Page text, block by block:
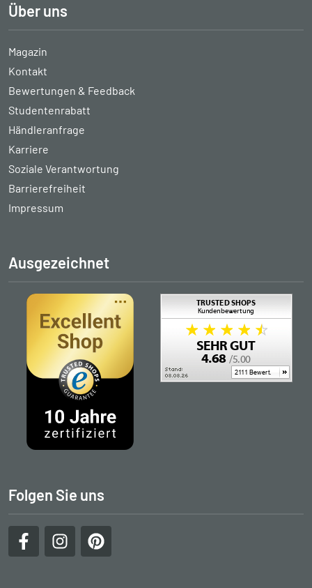
Über uns
Magazin
Kontakt
Bewertungen & Feedback
Studentenrabatt
Händleranfrage
Karriere
Soziale Verantwortung
Barrierefreiheit
Impressum
Ausgezeichnet
Folgen Sie uns